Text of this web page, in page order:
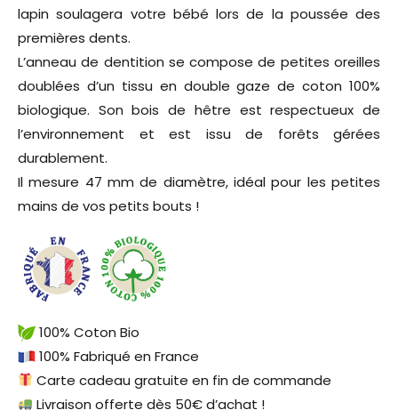
lapin soulagera votre bébé lors de la poussée des
premières dents.
L’anneau de dentition se compose de petites oreilles
doublées d’un tissu en double gaze de coton 100%
biologique. Son bois de hêtre est respectueux de
l’environnement et est issu de forêts gérées
durablement.
Il mesure 47 mm de diamètre, idéal pour les petites
mains de vos petits bouts !
100% Coton Bio
100% Fabriqué en France
Carte cadeau gratuite en fin de commande
Livraison offerte dès 50€ d’achat !